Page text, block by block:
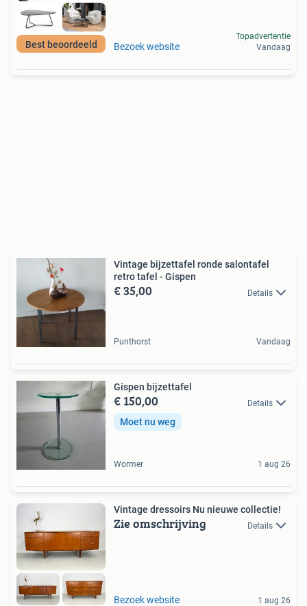
Best beoordeeld Bezoek website
Topadvertentie
Vandaag
Vintage bijzettafel ronde salontafel
retro tafel - Gispen
€ 35,00 Details
Punthorst Vandaag
Gispen bijzettafel
€ 150,00 Details
Moet nu weg
Wormer 1 aug 26
Vintage dressoirs Nu nieuwe collectie!
Zie omschrijving Details
Bezoek website 1 aug 26